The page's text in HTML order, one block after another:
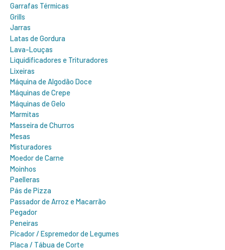
Garrafas Térmicas
Grills
Jarras
Latas de Gordura
Lava-Louças
Liquidificadores e Trituradores
Lixeiras
Máquina de Algodão Doce
Máquinas de Crepe
Máquinas de Gelo
Marmitas
Masseira de Churros
Mesas
Misturadores
Moedor de Carne
Moinhos
Paelleras
Pás de Pizza
Passador de Arroz e Macarrão
Pegador
Peneiras
Picador / Espremedor de Legumes
Placa / Tábua de Corte